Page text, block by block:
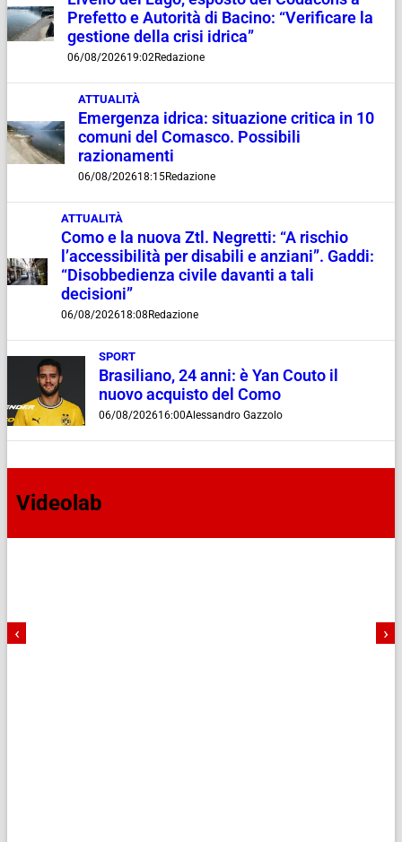
Prefetto e Autorità di Bacino: “Verificare la
gestione della crisi idrica”
06/08/202619:02Redazione
ATTUALITÀ
Emergenza idrica: situazione critica in 10
comuni del Comasco. Possibili
razionamenti
06/08/202618:15Redazione
ATTUALITÀ
Como e la nuova Ztl. Negretti: “A rischio
l’accessibilità per disabili e anziani”. Gaddi:
“Disobbedienza civile davanti a tali
decisioni”
06/08/202618:08 Redazione
SPORT
Brasiliano, 24 anni: è Yan Couto il
nuovo acquisto del Como
06/08/202616:00Alessandro Gazzolo
Videolab
‹ ›